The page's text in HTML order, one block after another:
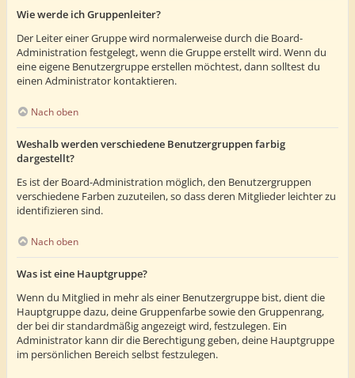
Wie werde ich Gruppenleiter?
Der Leiter einer Gruppe wird normalerweise durch die Board-
Administration festgelegt, wenn die Gruppe erstellt wird. Wenn du
eine eigene Benutzergruppe erstellen möchtest, dann solltest du
einen Administrator kontaktieren.
Nach oben
Weshalb werden verschiedene Benutzergruppen farbig
dargestellt?
Es ist der Board-Administration möglich, den Benutzergruppen
verschiedene Farben zuzuteilen, so dass deren Mitglieder leichter zu
identifizieren sind.
Nach oben
Was ist eine Hauptgruppe?
Wenn du Mitglied in mehr als einer Benutzergruppe bist, dient die
Hauptgruppe dazu, deine Gruppenfarbe sowie den Gruppenrang,
der bei dir standardmäßig angezeigt wird, festzulegen. Ein
Administrator kann dir die Berechtigung geben, deine Hauptgruppe
im persönlichen Bereich selbst festzulegen.